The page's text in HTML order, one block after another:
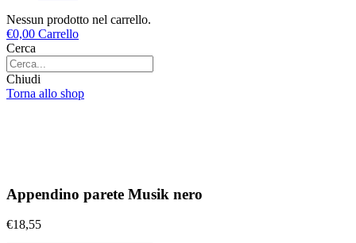
Nessun prodotto nel carrello.
€0,00 Carrello
Cerca
Chiudi
Torna allo shop
Appendino parete Musik nero
€18,55